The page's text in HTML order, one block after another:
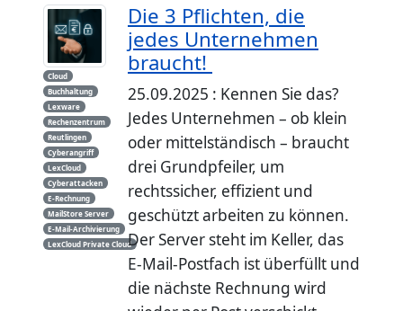
Cloud
Buchhaltung
Lexware
Rechenzentrum
Reutlingen
Cyberangriff
LexCloud
Cyberattacken
E-Rechnung
MailStore Server
E-Mail-Archivierung
LexCloud Private Cloud
Die 3 Pflichten, die
jedes Unternehmen
braucht!
25.09.2025 : Kennen Sie das?
Jedes Unternehmen – ob klein
oder mittelständisch – braucht
drei Grundpfeiler, um
rechtssicher, effizient und
geschützt arbeiten zu können.
Der Server steht im Keller, das
E-Mail-Postfach ist überfüllt und
die nächste Rechnung wird